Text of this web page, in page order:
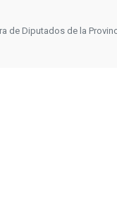
de Diputados de la